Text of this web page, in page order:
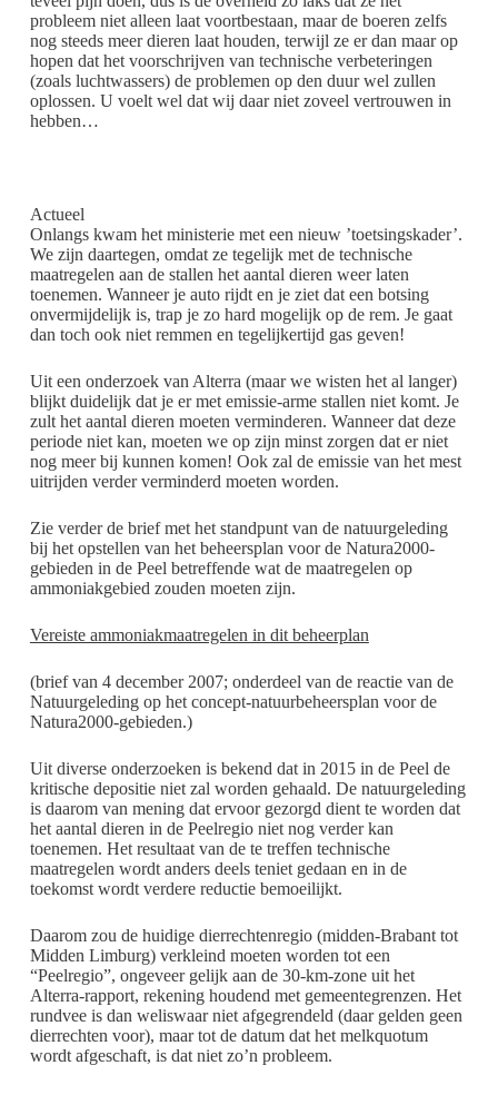
probleem niet alleen laat voortbestaan, maar de boeren zelfs
nog steeds meer dieren laat houden, terwijl ze er dan maar op
hopen dat het voorschrijven van technische verbeteringen
(zoals luchtwassers) de problemen op den duur wel zullen
oplossen. U voelt wel dat wij daar niet zoveel vertrouwen in
hebben…
Actueel
Onlangs kwam het ministerie met een nieuw ’toetsingskader’.
We zijn daartegen, omdat ze tegelijk met de technische
maatregelen aan de stallen het aantal dieren weer laten
toenemen. Wanneer je auto rijdt en je ziet dat een botsing
onvermijdelijk is, trap je zo hard mogelijk op de rem. Je gaat
dan toch ook niet remmen en tegelijkertijd gas geven!
Uit een onderzoek van Alterra (maar we wisten het al langer)
blijkt duidelijk dat je er met emissie-arme stallen niet komt. Je
zult het aantal dieren moeten verminderen. Wanneer dat deze
periode niet kan, moeten we op zijn minst zorgen dat er niet
nog meer bij kunnen komen! Ook zal de emissie van het mest
uitrijden verder verminderd moeten worden.
Zie verder de brief met het standpunt van de natuurgeleding
bij het opstellen van het beheersplan voor de Natura2000-
gebieden in de Peel betreffende wat de maatregelen op
ammoniakgebied zouden moeten zijn.
Vereiste ammoniakmaatregelen in dit beheerplan
(brief van 4 december 2007; onderdeel van de reactie van de
Natuurgeleding op het concept-natuurbeheersplan voor de
Natura2000-gebieden.)
Uit diverse onderzoeken is bekend dat in 2015 in de Peel de
kritische depositie niet zal worden gehaald. De natuurgeleding
is daarom van mening dat ervoor gezorgd dient te worden dat
het aantal dieren in de Peelregio niet nog verder kan
toenemen. Het resultaat van de te treffen technische
maatregelen wordt anders deels teniet gedaan en in de
toekomst wordt verdere reductie bemoeilijkt.
Daarom zou de huidige dierrechtenregio (midden-Brabant tot
Midden Limburg) verkleind moeten worden tot een
“Peelregio”, ongeveer gelijk aan de 30-km-zone uit het
Alterra-rapport, rekening houdend met gemeentegrenzen. Het
rundvee is dan weliswaar niet afgegrendeld (daar gelden geen
dierrechten voor), maar tot de datum dat het melkquotum
wordt afgeschaft, is dat niet zo’n probleem.